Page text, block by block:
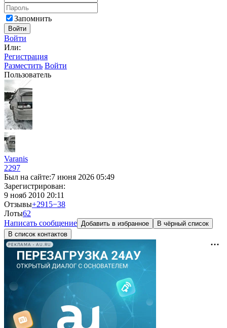
Запомнить
Войти
Войти
Или:
Регистрация
Разместить Войти
Пользователь
Varanis
2297
Был на сайте:7 июня 2026 05:49
Зарегистрирован:
9 нояб 2010 20:11
Отзывы+2915−38
Лоты62
Написать сообщение Добавить в избранное
В чёрный список
В список контактов
РЕКЛАМА • AU.RU